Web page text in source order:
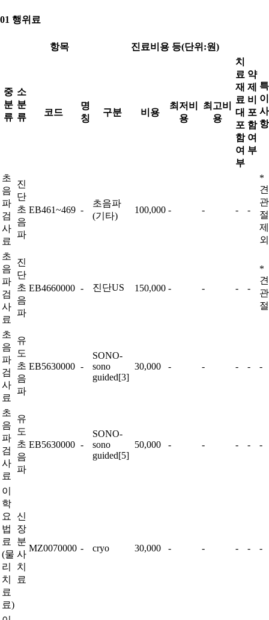
01 행위료
중
분
류
소
분
류
항목 진료비용 등(단위:원)
특
이
사
항
코드
명
칭
구분 비용
최저비
용
최고비
용
치
료
재
료
대
포
함
여
부
약
제
비
포
함
여
부
초
음
파
검
사
료
진
단
초
음
파
EB461~469 -
초음파
(기타)
100,000 - - - -
*
견
관
절
제
외
초
음
파
검
사
료
진
단
초
음
파
EB4660000 - 진단US 150,000 - - - -
*
견
관
절
초
음
파
검
사
료
유
도
초
음
파
EB5630000 -
SONO-
sono
guided[3]
30,000 - - - - -
초
음
파
검
사
료
유
도
초
음
파
EB5630000 -
SONO-
sono
guided[5]
50,000 - - - - -
이
학
요
법
료
(물
리
치
료
료)
신
장
분
사
치
료
MZ0070000 - cryo 30,000 - - - - -